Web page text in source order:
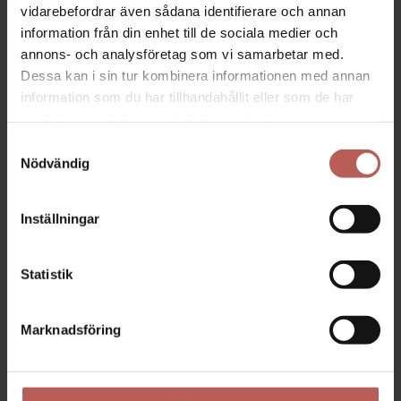
vidarebefordrar även sådana identifierare och annan
information från din enhet till de sociala medier och
annons- och analysföretag som vi samarbetar med.
Dessa kan i sin tur kombinera informationen med annan
information som du har tillhandahållit eller som de har
Nödvändig
Inställningar
Statistik
Marknadsföring
sockel, så att den kommer upp från golvet
eller marken och kan betraktas fritt från alla
I gjutprocessen har 2 metalltappar gjorts
under botten för förankring vid
utomhusbruk. Om skulpturen ska placeras
skäras av. Det gör vi gärna om så önskas.
Signerad PM och numrerad.
Handgjorda bronsskulpturer – Limited
Edition – dansk konst med humor och